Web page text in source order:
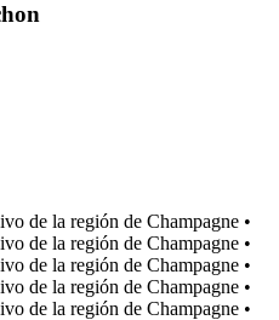
de la región de Champagne •
de la región de Champagne •
de la región de Champagne •
de la región de Champagne •
de la región de Champagne •